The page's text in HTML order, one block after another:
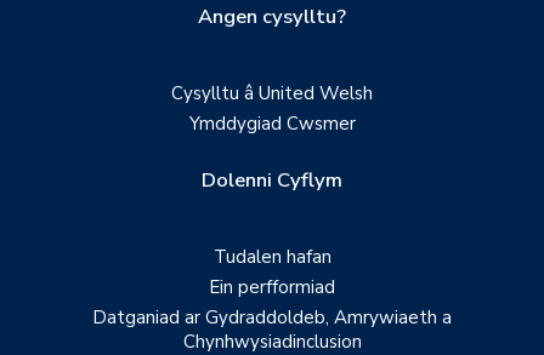
Angen cysylltu?
Cysylltu â United Welsh
Ymddygiad Cwsmer
Dolenni Cyflym
Tudalen hafan
Ein perfformiad
Datganiad ar Gydraddoldeb, Amrywiaeth a
Chynhwysiadinclusion